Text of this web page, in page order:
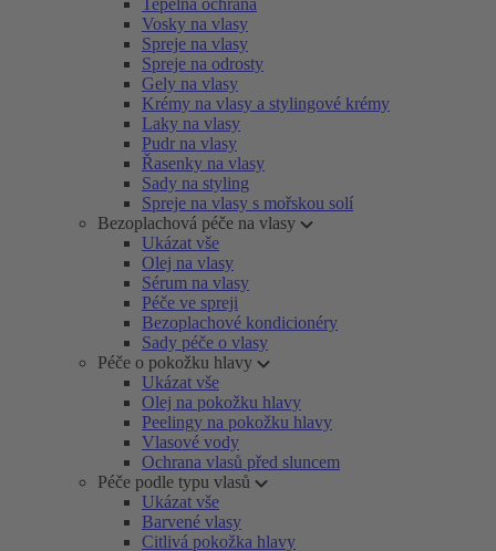
Tepelná ochrana
Vosky na vlasy
Spreje na vlasy
Spreje na odrosty
Gely na vlasy
Krémy na vlasy a stylingové krémy
Laky na vlasy
Pudr na vlasy
Řasenky na vlasy
Sady na styling
Spreje na vlasy s mořskou solí
Bezoplachová péče na vlasy
Ukázat vše
Olej na vlasy
Sérum na vlasy
Péče ve spreji
Bezoplachové kondicionéry
Sady péče o vlasy
Péče o pokožku hlavy
Ukázat vše
Olej na pokožku hlavy
Peelingy na pokožku hlavy
Vlasové vody
Ochrana vlasů před sluncem
Péče podle typu vlasů
Ukázat vše
Barvené vlasy
Citlivá pokožka hlavy